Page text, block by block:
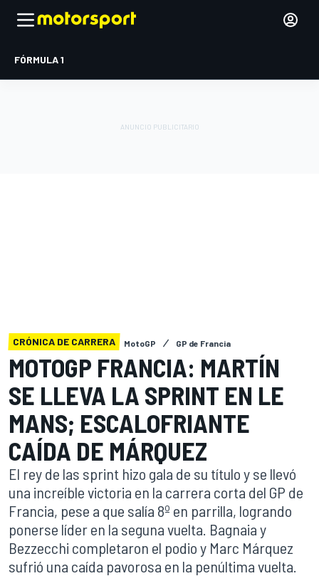
FÓRMULA 1
CRÓNICA DE CARRERA MotoGP GP de Francia
MOTOGP FRANCIA: MARTÍN
SE LLEVA LA SPRINT EN LE
MANS; ESCALOFRIANTE
CAÍDA DE MÁRQUEZ
El rey de las sprint hizo gala de su título y se llevó
una increíble victoria en la carrera corta del GP de
Francia, pese a que salía 8º en parrilla, logrando
ponerse líder en la seguna vuelta. Bagnaia y
Bezzecchi completaron el podio y Marc Márquez
sufrió una caída pavorosa en la penúltima vuelta.